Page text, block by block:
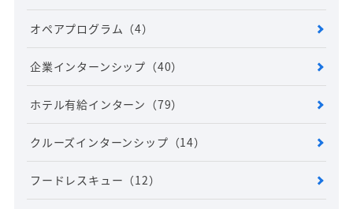
オペアプログラム （4）
企業インターンシップ （40）
ホテル有給インターン （79）
クルーズインターンシップ （14）
フードレスキュー （12）